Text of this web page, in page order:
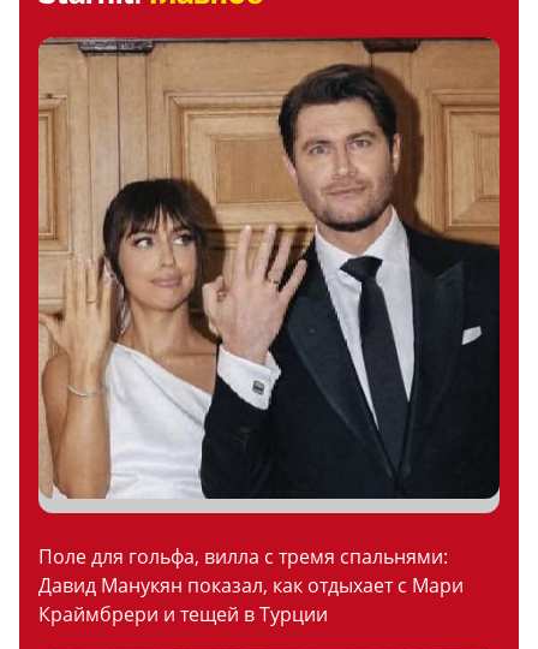
Поле для гольфа, вилла с тремя спальнями:
Давид Манукян показал, как отдыхает с Мари
Краймбрери и тещей в Турции